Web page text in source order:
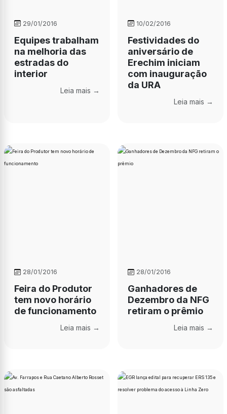
29/01/2016
Equipes trabalham
na melhoria das
estradas do
interior
Leia mais →
10/02/2016
Festividades do
aniversário de
Erechim iniciam
com inauguração
da URA
Leia mais →
28/01/2016
Feira do Produtor
tem novo horário
de funcionamento
Leia mais →
28/01/2016
Ganhadores de
Dezembro da NFG
retiram o prêmio
Leia mais →